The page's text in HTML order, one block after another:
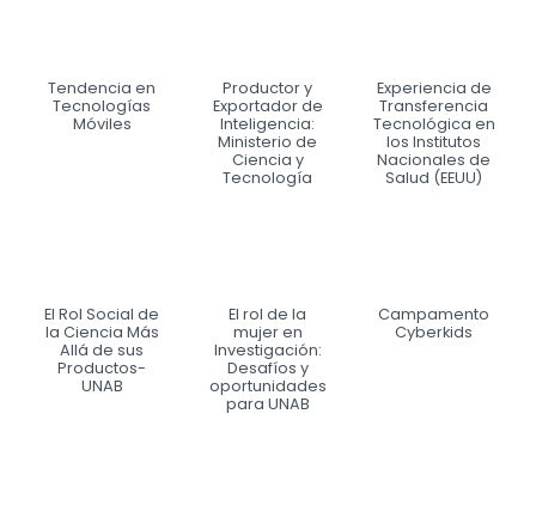
Tendencia en
Tecnologías
Móviles
Productor y
Exportador de
Inteligencia:
Ministerio de
Ciencia y
Tecnología
Experiencia de
Transferencia
Tecnológica en
los Institutos
Nacionales de
Salud (EEUU)
El Rol Social de
la Ciencia Más
Allá de sus
Productos-
UNAB
El rol de la
mujer en
Investigación:
Desafíos y
oportunidades
para UNAB
Campamento
Cyberkids